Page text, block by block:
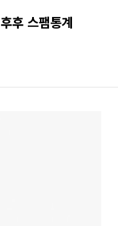
후 스팸통계